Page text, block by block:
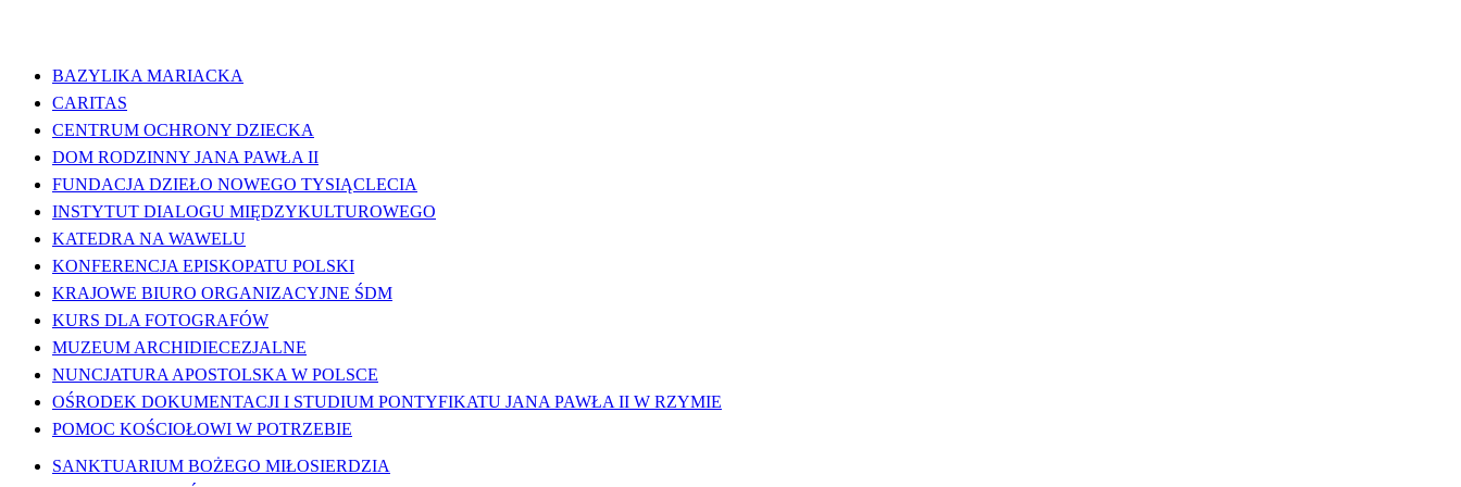
BAZYLIKA MARIACKA
CARITAS
CENTRUM OCHRONY DZIECKA
DOM RODZINNY JANA PAWŁA II
FUNDACJA DZIEŁO NOWEGO TYSIĄCLECIA
INSTYTUT DIALOGU MIĘDZYKULTUROWEGO
KATEDRA NA WAWELU
KONFERENCJA EPISKOPATU POLSKI
KRAJOWE BIURO ORGANIZACYJNE ŚDM
KURS DLA FOTOGRAFÓW
MUZEUM ARCHIDIECEZJALNE
NUNCJATURA APOSTOLSKA W POLSCE
OŚRODEK DOKUMENTACJI I STUDIUM PONTYFIKATU JANA PAWŁA II W RZYMIE
POMOC KOŚCIOŁOWI W POTRZEBIE
SANKTUARIUM BOŻEGO MIŁOSIERDZIA